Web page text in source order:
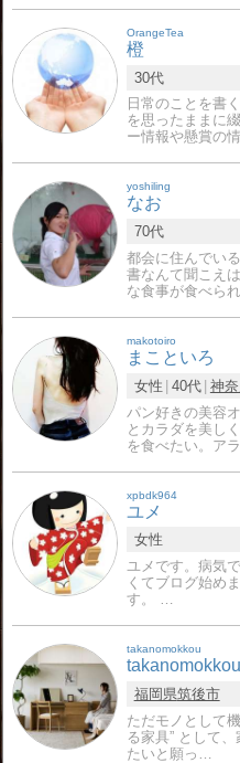
OrangeTea
橙
30代
日常のことを書
を思ったままに
ー情報や懸賞の
yoshiling
なお
70代
都会に住んでい
書なんて聞こえ
な食事が食べら
makotoiro
まこといろ
女性 40代 神
パン好きの美容
とカラダを美し
を食べたい。ア
xpbdk964
ユメ
女性
ユメです。病気
くてブログ始め
す。 …
takanomokkou
takanomokkou
福岡県筑後市
ただモノとして
る家具” として
たいと願っ…